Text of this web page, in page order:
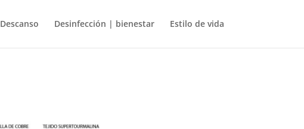
Descanso Desinfección | bienestar Estilo de vida